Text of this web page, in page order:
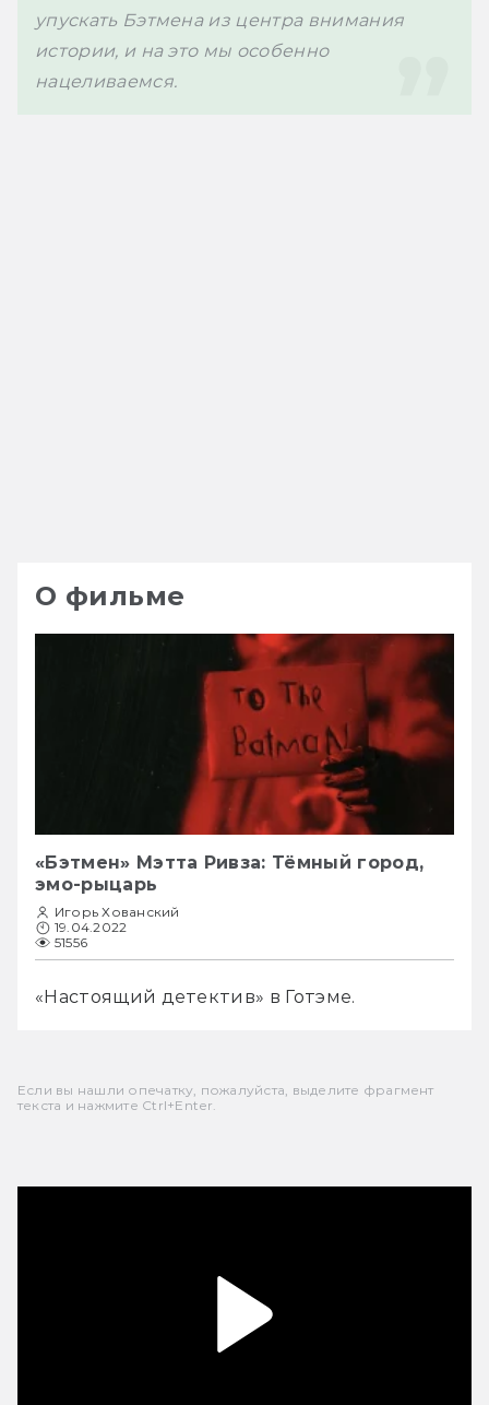
упускать Бэтмена из центра внимания
истории, и на это мы особенно
нацеливаемся.
О фильме
«Бэтмен» Мэтта Ривза: Тёмный город,
эмо-рыцарь
Игорь Хованский
19.04.2022
51556
«Настоящий детектив» в Готэме.
Если вы нашли опечатку, пожалуйста, выделите фрагмент
текста и нажмите Ctrl+Enter.